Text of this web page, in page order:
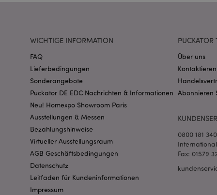
WICHTIGE INFORMATION
FAQ
Lieferbedingungen
Sonderangebote
Puckator DE EDC Nachrichten & Informationen
Neu! Homexpo Showroom Paris
Ausstellungen & Messen
Bezahlungshinweise
Virtueller Ausstellungsraum
AGB Geschäftsbedingungen
Datenschutz
Leitfaden für Kundeninformationen
Impressum
PUCKATOR
Über uns
Abonnieren
0800 181
Fax: 01579
mage-cache-
PHPSESSID
mage-messages